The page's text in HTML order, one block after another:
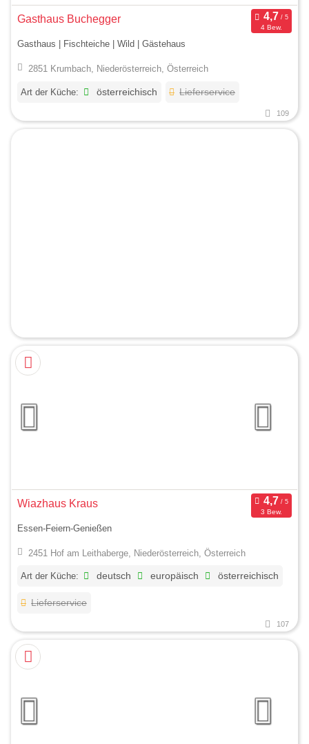
Gasthaus Buchegger
4 Bew.
Gasthaus | Fischteiche | Wild | Gästehaus
2851 Krumbach, Niederösterreich, Österreich
Art der Küche: österreichisch Lieferservice
109
Wiazhaus Kraus
3 Bew.
Essen-Feiern-Genießen
2451 Hof am Leithaberge, Niederösterreich, Österreich
Art der Küche: deutsch europäisch österreichisch
Lieferservice
107